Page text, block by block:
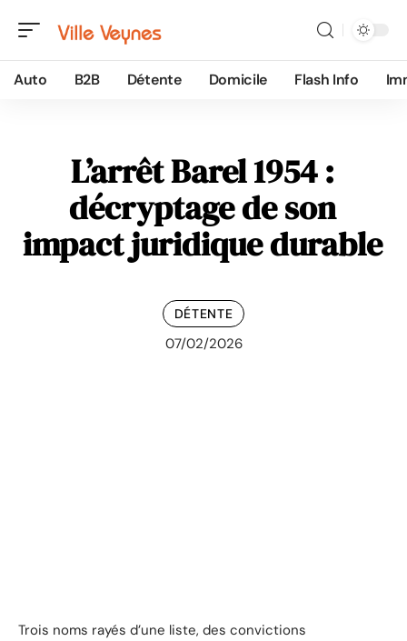
Auto B2B Détente Domicile Flash Info
L’arrêt Barel 1954 :
décryptage de son
impact juridique durable
DÉTENTE
07/02/2026
Trois noms rayés d’une liste, des convictions